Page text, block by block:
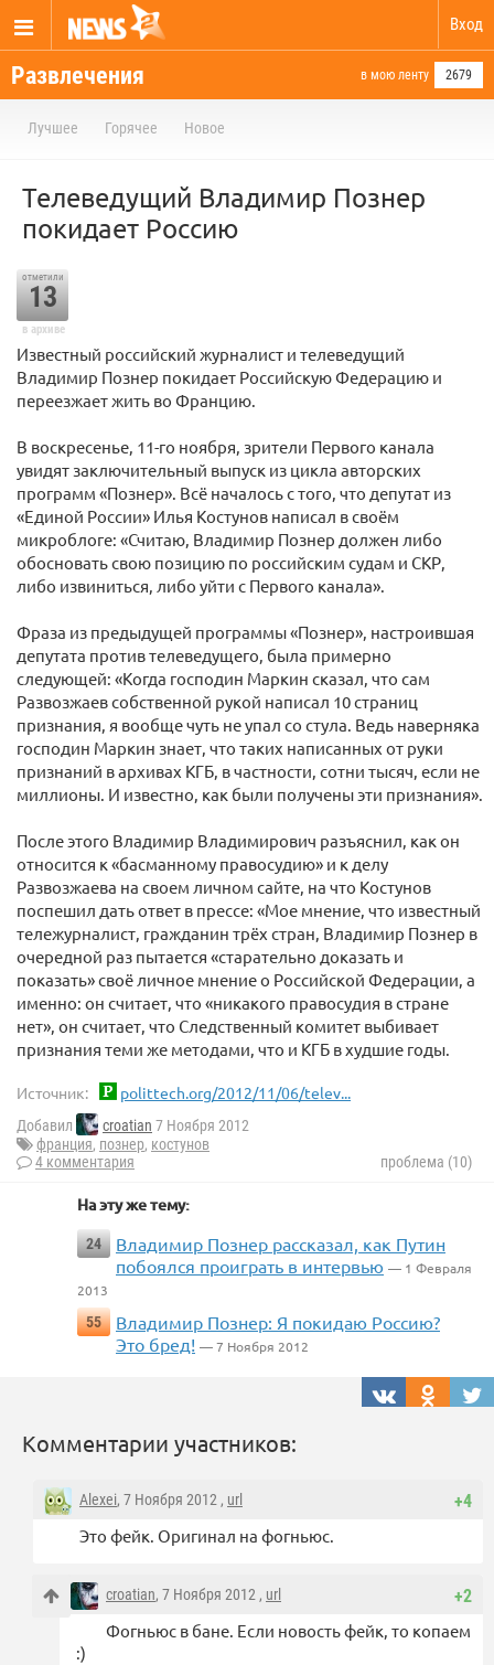
Вход
Развлечения в мою ленту 2679
Лучшее Горячее Новое
Телеведущий Владимир Познер
покидает Россию
отметили
13
в архиве
Известный российский журналист и телеведущий
Владимир Познер покидает Российскую Федерацию и
переезжает жить во Францию.
В воскресенье, 11-го ноября, зрители Первого канала
увидят заключительный выпуск из цикла авторских
программ «Познер». Всё началось с того, что депутат из
«Единой России» Илья Костунов написал в своём
микроблоге: «Считаю, Владимир Познер должен либо
обосновать свою позицию по российским судам и СКР,
либо извиниться, либо уйти с Первого канала».
Фраза из предыдущей программы «Познер», настроившая
депутата против телеведущего, была примерно
следующей: «Когда господин Маркин сказал, что сам
Развозжаев собственной рукой написал 10 страниц
признания, я вообще чуть не упал со стула. Ведь наверняка
господин Маркин знает, что таких написанных от руки
признаний в архивах КГБ, в частности, сотни тысяч, если не
миллионы. И известно, как были получены эти признания».
После этого Владимир Владимирович разъяснил, как он
относится к «басманному правосудию» и к делу
Развозжаева на своем личном сайте, на что Костунов
поспешил дать ответ в прессе: «Мое мнение, что известный
тележурналист, гражданин трёх стран, Владимир Познер в
очередной раз пытается «старательно доказать и
показать» своё личное мнение о Российской Федерации, а
именно: он считает, что «никакого правосудия в стране
нет», он считает, что Следственный комитет выбивает
признания теми же методами, что и КГБ в худшие годы.
Источник: polittech.org/2012/11/06/telev...
Добавил croatian 7 Ноября 2012
франция, познер, костунов
4 комментария
проблема (10)
На эту же тему:
24
Владимир Познер рассказал, как Путин
побоялся проиграть в интервью — 1 Февраля
2013
55
Владимир Познер: Я покидаю Россию?
Это бред! — 7 Ноября 2012
Комментарии участников:
+4
Alexei, 7 Ноября 2012 , url
Это фейк. Оригинал на фогньюс.
+2
croatian, 7 Ноября 2012 , url
Фогньюс в бане. Если новость фейк, то копаем
:)